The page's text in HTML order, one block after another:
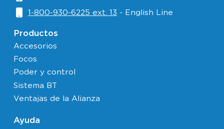
1-800-930-6225 ext. 13 - English Line
Productos
Accesorios
Focos
Poder y control
Sistema BT
Ventajas de la Alianza
Ayuda